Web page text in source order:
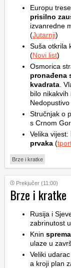
Europu
prisilno
izvanredne
(Jutarnji)
Suša otkrila
(Novi list)
Osmorica
pronađena
kvadrata .
bilo nikakvih
Nedopustivo
Stručnjak o p
s Crnom
Velika
prvaka (
Brze i kratke
Prekjučer (11:00)
Brze i kratke
Rusija i
zabrinutost
Knin
ulaze u
Veliki
a kroji plan